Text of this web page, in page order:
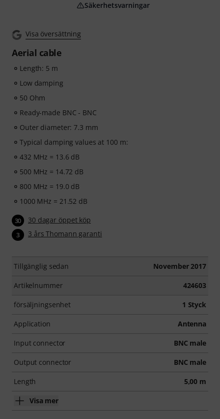
Visa översättning
Aerial cable
Length: 5 m
Low damping
50 Ohm
Ready-made BNC - BNC
Outer diameter: 7.3 mm
Typical damping values at 100 m:
432 MHz = 13.6 dB
500 MHz = 14.72 dB
800 MHz = 19.0 dB
1000 MHz = 21.52 dB
30 30 dagar öppet köp
3 3 års Thomann garanti
Tillgänglig sedan November 2017
Artikelnummer 424603
försäljningsenhet 1 Styck
Application Antenna
Input connector BNC male
Output connector BNC male
Length 5,00 m
Visa mer
Säkerhetsvarningar